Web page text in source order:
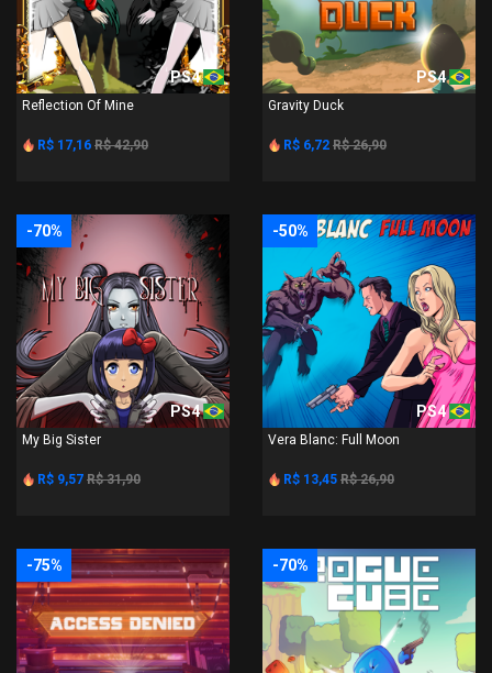
PS4
Reflection Of Mine
R$ 17,16 R$ 42,90
PS4
Gravity Duck
R$ 6,72 R$ 26,90
-70%
PS4
My Big Sister
R$ 9,57 R$ 31,90
-50%
PS4
Vera Blanc: Full Moon
R$ 13,45 R$ 26,90
-75% -70%